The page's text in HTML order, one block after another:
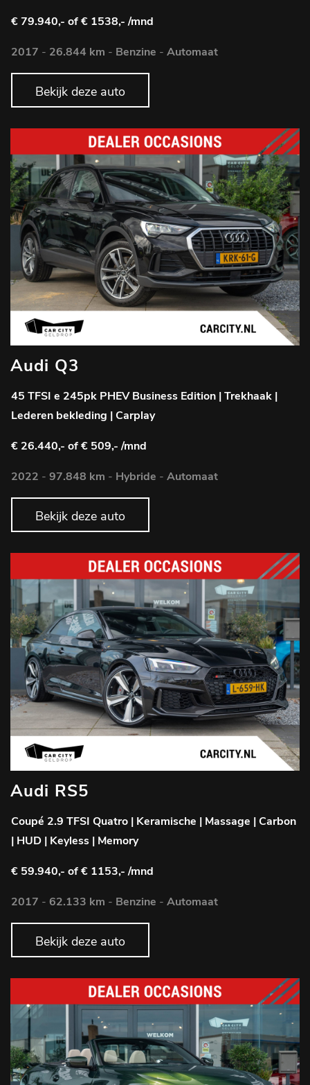
€ 79.940,- of € 1538,- /mnd
2017 - 26.844 km - Benzine - Automaat
Bekijk deze auto
Audi Q3
45 TFSI e 245pk PHEV Business Edition | Trekhaak |
Lederen bekleding | Carplay
€ 26.440,- of € 509,- /mnd
2022 - 97.848 km - Hybride - Automaat
Bekijk deze auto
Audi RS5
Coupé 2.9 TFSI Quatro | Keramische | Massage | Carbon
| HUD | Keyless | Memory
€ 59.940,- of € 1153,- /mnd
2017 - 62.133 km - Benzine - Automaat
Bekijk deze auto